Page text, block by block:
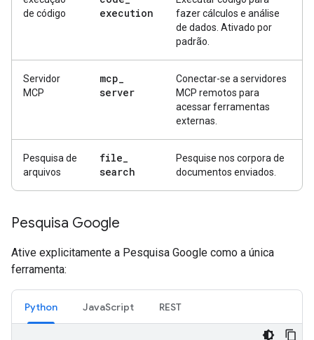
de código
execution
fazer cálculos e análise
de dados. Ativado por
padrão.
Servidor
MCP
mcp_
server
Conectar-se a servidores
MCP remotos para
acessar ferramentas
externas.
Pesquisa de
arquivos
file_
search
Pesquise nos corpora de
documentos enviados.
Pesquisa Google
Ative explicitamente a Pesquisa Google como a única
ferramenta:
Python JavaScript REST